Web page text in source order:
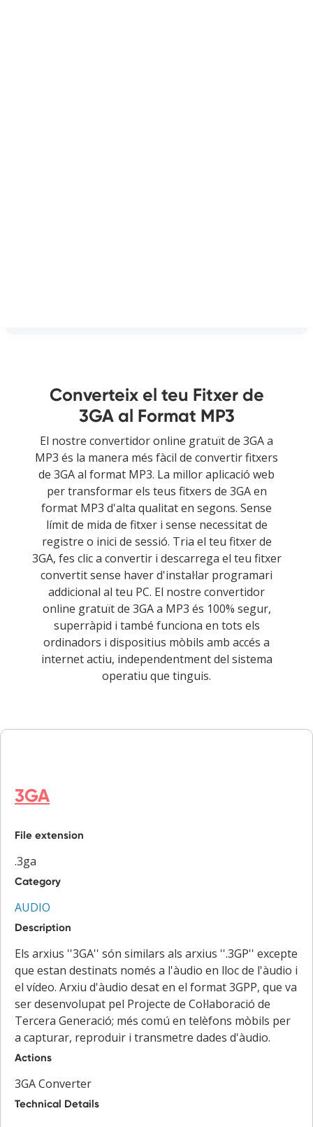
Converteix el teu Fitxer de
3GA al Format MP3
El nostre convertidor online gratuït de 3GA a
MP3 és la manera més fàcil de convertir fitxers
de 3GA al format MP3. La millor aplicació web
per transformar els teus fitxers de 3GA en
format MP3 d'alta qualitat en segons. Sense
límit de mida de fitxer i sense necessitat de
registre o inici de sessió. Tria el teu fitxer de
3GA, fes clic a convertir i descarrega el teu fitxer
convertit sense haver d'instal·lar programari
addicional al teu PC. El nostre convertidor
online gratuït de 3GA a MP3 és 100% segur,
superràpid i també funciona en tots els
ordinadors i dispositius mòbils amb accés a
internet actiu, independentment del sistema
operatiu que tinguis.
3GA
File extension
.3ga
Category
AUDIO
Description
Els arxius ''3GA'' són similars als arxius ''.3GP'' excepte
que estan destinats només a l'àudio en lloc de l'àudio i
el vídeo. Arxiu d'àudio desat en el format 3GPP, que va
ser desenvolupat pel Projecte de Col·laboració de
Tercera Generació; més comú en telèfons mòbils per
a capturar, reproduir i transmetre dades d'àudio.
Actions
3GA Converter
Technical Details